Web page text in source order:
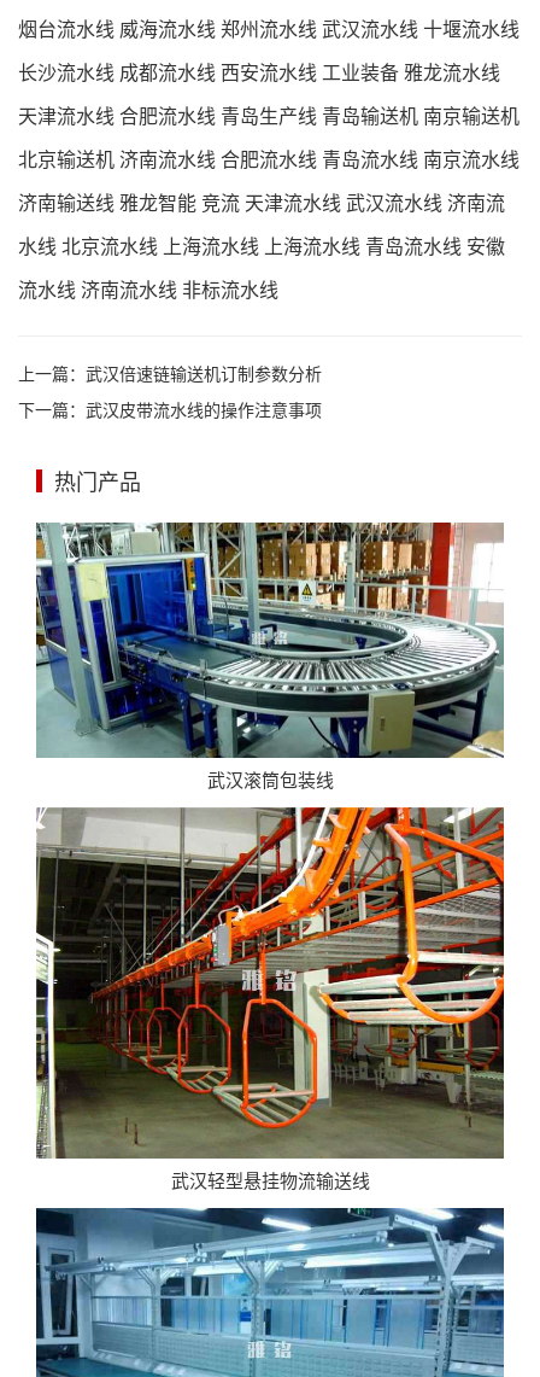
烟台流水线 威海流水线郑州流水线武汉流水线十堰流水线
长沙流水线 成都流水线 西安流水线工业装备雅龙流水线
天津流水线合肥流水线 青岛生产线 青岛输送机 南京输送机
北京输送机济南流水线合肥流水线 青岛流水线 南京流水线
济南输送线雅龙智能竞流 天津流水线武汉流水线济南流
水线北京流水线 上海流水线 上海流水线 青岛流水线 安徽
流水线济南流水线 非标流水线
上一篇： 武汉倍速链输送机订制参数分析
下一篇： 武汉皮带流水线的操作注意事项
热门产品
武汉滚筒包装线
武汉轻型悬挂物流输送线